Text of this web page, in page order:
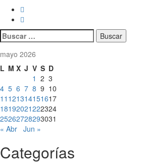
Buscar:
mayo 2026
L M X J V S D
1 2 3
4 5 6 7 8 9 10
11 121314151617
18192021222324
25262728293031
« Abr Jun »
Categorías